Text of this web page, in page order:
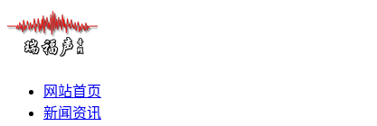
网站首页
新闻资讯